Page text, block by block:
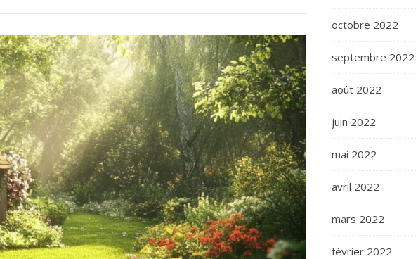
octobre 2022
septembre 2022
août 2022
juin 2022
mai 2022
avril 2022
mars 2022
février 2022